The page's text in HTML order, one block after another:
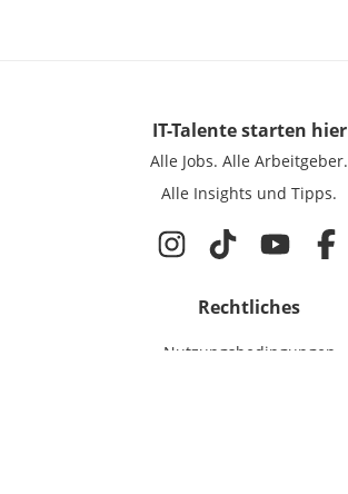
IT-Talentestarten hier
Alle Jobs. Alle Arbeitgeber.
Alle Insights und Tipps.
Rechtliches
Nutzungsbedingungen